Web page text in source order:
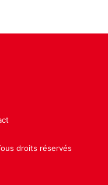
droits réservés